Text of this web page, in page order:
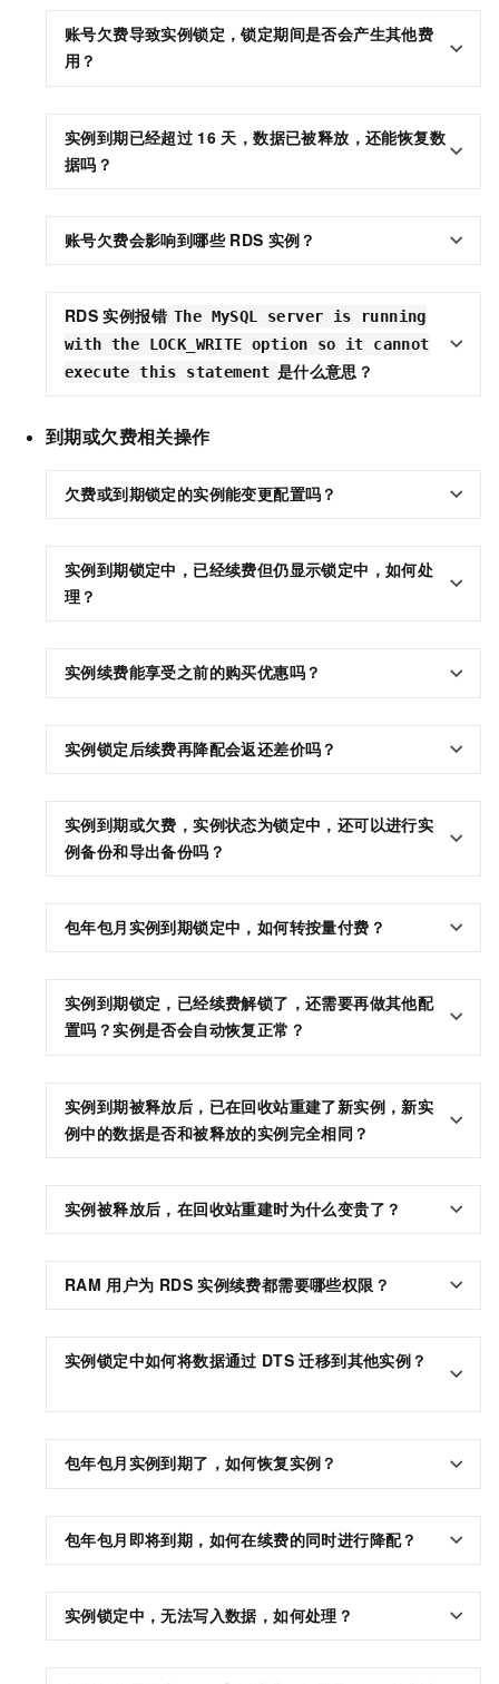
账号欠费导致实例锁定，锁定期间是否会产生其他费
用？
实例到期已经超过 16 天，数据已被释放，还能恢复数
据吗？
账号欠费会影响到哪些 RDS 实例？
RDS 实例报错 The MySQL server is running
with the LOCK_WRITE option so it cannot
execute this statement 是什么意思？
到期或欠费相关操作
欠费或到期锁定的实例能变更配置吗？
实例到期锁定中，已经续费但仍显示锁定中，如何处
理？
实例续费能享受之前的购买优惠吗？
实例锁定后续费再降配会返还差价吗？
实例到期或欠费，实例状态为锁定中，还可以进行实
例备份和导出备份吗？
包年包月实例到期锁定中，如何转按量付费？
实例到期锁定，已经续费解锁了，还需要再做其他配
置吗？实例是否会自动恢复正常？
实例到期被释放后，已在回收站重建了新实例，新实
例中的数据是否和被释放的实例完全相同？
实例被释放后 ， 在回收站重建时为什么变贵了？
RAM 用户为 RDS 实例续费都需要哪些权限？
实例锁定中如何将数据通过 DTS 迁移到其他实例？
包年包月实例到期了，如何恢复实例？
包年包月即将到期，如何在续费的同时进行降配？
实例锁定中，无法写入数据，如何处理？